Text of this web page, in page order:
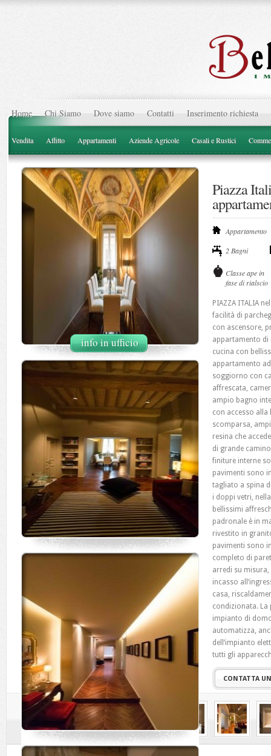
Home Chi Siamo Dove siamo Contatti Inserimento richiesta
Vendita Affitto Appartamenti Aziende Agricole Casali e Rustici
info in ufficio
Piazza
Appartamento
2 Bagni
Classe ape in
fase di rialscio
PIAZZA ITALIA
facilità di
con ascensore,
appartamento di
cucina con
appartamento
soggiorno con
affrescata,
ampio bagno
con accesso
scomparsa,
resina che
di grande
finiture interne
pavimenti sono
tagliato a spina
i doppi vetri,
bellissimi
padronale è in
rivestito in
pavimenti sono
completo di
arredi su
incasso
casa,
condizionata. La
impianto di
automatizza,
dell’impianto
tutti gli
CONTATTA